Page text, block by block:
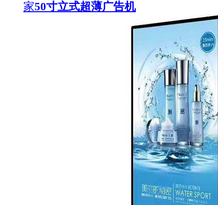
家50寸立式超薄广告机